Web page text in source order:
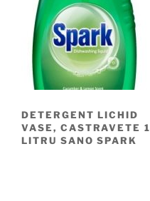
DETERGENT LICHID
VASE, CASTRAVETE 1
LITRU SANO SPARK